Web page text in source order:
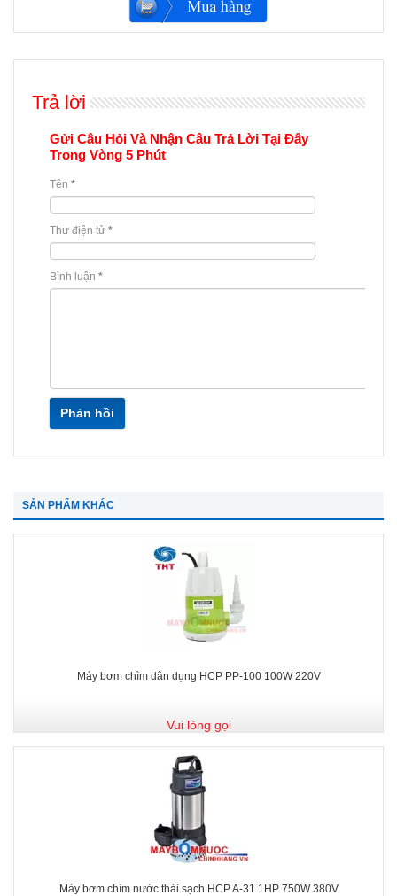
Trả lời
Gửi Câu Hỏi Và Nhận Câu Trả Lời Tại Đây
Trong Vòng 5 Phút
Tên *
Thư điện tử *
Bình luận *
Phản hồi
SẢN PHẨM KHÁC
Máy bơm chìm dân dụng HCP PP-100 100W 220V
Vui lòng gọi
Máy bơm chìm nước thải sạch HCP A-31 1HP 750W 380V